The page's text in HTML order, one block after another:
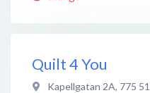
Quilt 4 You
Kapellgatan 2A, 775 51